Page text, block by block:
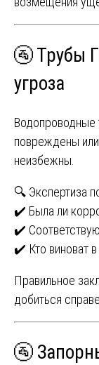
🚰 Трубы
угроза
Водопроводные
повреждены или
неизбежны.
🔍 Экспертиза
✔️ Была ли
✔️
✔️ Кто виноват в
Правильное
добиться
🚰